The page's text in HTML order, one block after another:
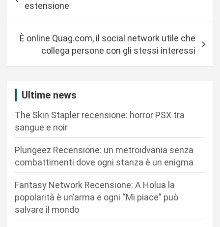
a
estensione
È online Quag.com, il social network utile che
collega persone con gli stessi interessi
Ultime news
The Skin Stapler recensione: horror PSX tra
sangue e noir
Plungeez Recensione: un metroidvania senza
combattimenti dove ogni stanza è un enigma
Fantasy Network Recensione: A Holua la
popolarità è un’arma e ogni “Mi piace” può
salvare il mondo